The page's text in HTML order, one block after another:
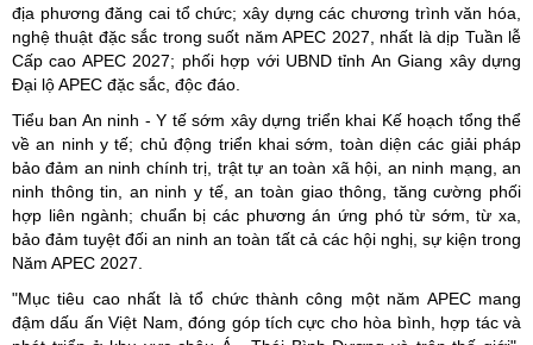
địa phương đăng cai tổ chức; xây dựng các chương trình văn hóa,
nghệ thuật đặc sắc trong suốt năm APEC 2027, nhất là dịp Tuần lễ
Cấp cao APEC 2027; phối hợp với UBND tỉnh An Giang xây dựng
Đại lộ APEC đặc sắc, độc đáo.
Tiểu ban An ninh - Y tế sớm xây dựng triển khai Kế hoạch tổng thể
về an ninh y tế; chủ động triển khai sớm, toàn diện các giải pháp
bảo đảm an ninh chính trị, trật tự an toàn xã hội, an ninh mạng, an
ninh thông tin, an ninh y tế, an toàn giao thông, tăng cường phối
hợp liên ngành; chuẩn bị các phương án ứng phó từ sớm, từ xa,
bảo đảm tuyệt đối an ninh an toàn tất cả các hội nghị, sự kiện trong
Năm APEC 2027.
"Mục tiêu cao nhất là tổ chức thành công một năm APEC mang
đậm dấu ấn Việt Nam, đóng góp tích cực cho hòa bình, hợp tác và